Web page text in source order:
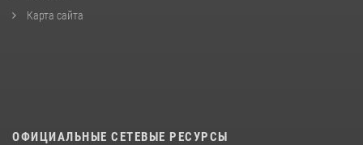
Карта сайта
ОФИЦИАЛЬНЫЕ СЕТЕВЫЕ РЕСУРСЫ